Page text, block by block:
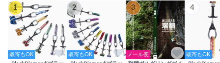
1
取寄もOK
2
取寄もOK
3
メール便
4
取寄もOK